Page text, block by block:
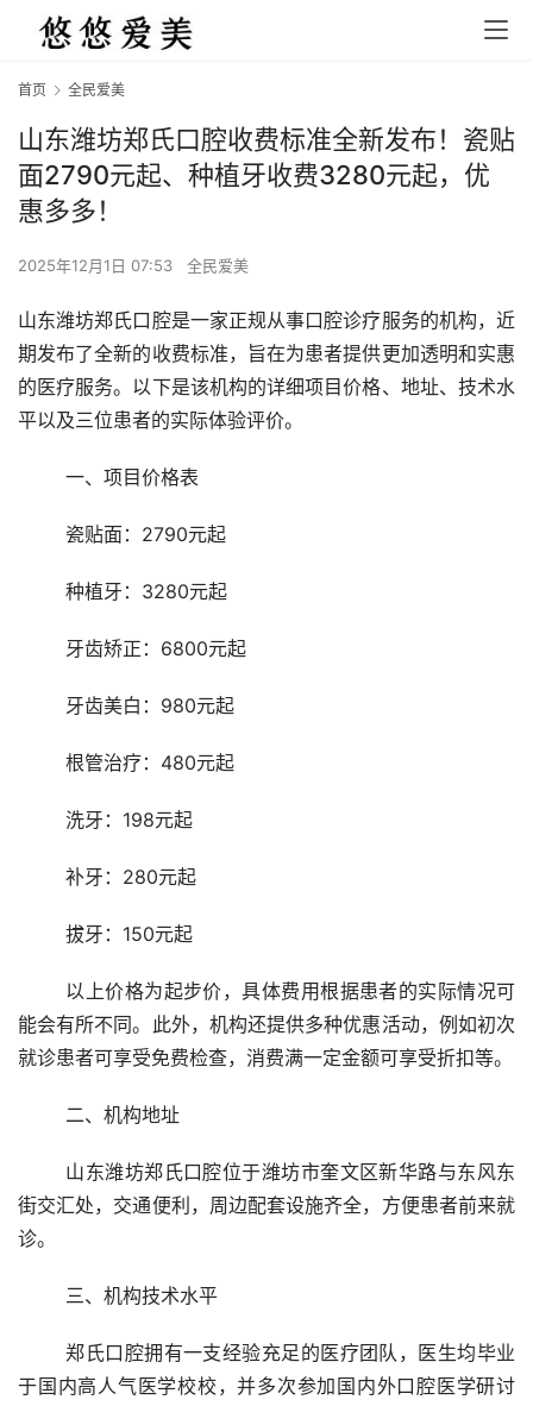
首页 全民爱美
山东潍坊郑氏口腔收费标准全新发布！瓷贴
面2790元起、种植牙收费3280元起，优
惠多多！
2025年12月1日 07:53 全民爱美
山东潍坊郑氏口腔是一家正规从事口腔诊疗服务的机构，近
期发布了全新的收费标准，旨在为患者提供更加透明和实惠
的医疗服务。以下是该机构的详细项目价格、地址、技术水
平以及三位患者的实际体验评价。
	一、项目价格表
	瓷贴面：2790元起
	种植牙：3280元起
	牙齿矫正：6800元起
	牙齿美白：980元起
	根管治疗：480元起
	洗牙：198元起
	补牙：280元起
	拔牙：150元起
能会有所不同。此外，机构还提供多种优惠活动，例如初次
就诊患者可享受免费检查，消费满一定金额可享受折扣等。
	二、机构地址
街交汇处，交通便利，周边配套设施齐全，方便患者前来就
诊。
	三、机构技术水平
	郑氏口腔拥有一支经验充足的医疗团队，医生均毕业
于国内高人气医学校校，并多次参加国内外口腔医学研讨